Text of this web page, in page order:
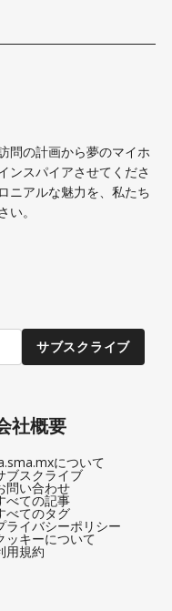
問の計画から夢のマイホ
ンスパイアさせてくださ
ニアルな魅力を、私たち
。
サブスクライブ
社概要
について
ブスクライブ
問い合わせ
べての記事
べてのタグ
ライバシーポリシー
ッキーについて
用規約